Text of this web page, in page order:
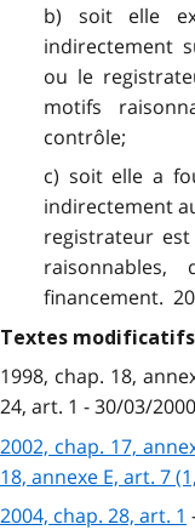
b) soit elle
indirectement
ou le
motifs
contrôle;
c) soit elle a
indirectement
registrateur
financement.
Textes
1998, chap. 18,
24, art. 1 - 30/03/2000
2002, chap. 17,
18, annexe E, art. 7
2004, chap. 28, art. 1